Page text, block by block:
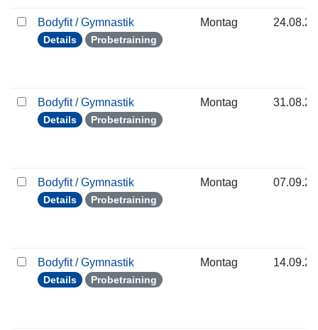
Bodyfit / Gymnastik
Details Probetraining
Montag
Bodyfit / Gymnastik
Details Probetraining
Montag
Bodyfit / Gymnastik
Details Probetraining
Montag
Bodyfit / Gymnastik
Details Probetraining
Montag